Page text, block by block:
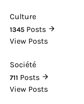
Culture
1345 Posts
View Posts
Société
711 Posts
View Posts